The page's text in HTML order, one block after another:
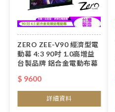
ZERO ZEE-V90 經濟型電
動幕 4:3 90吋 1.0高增益
台製品牌 鋁合金電動布幕
$ 9600
詳細資料